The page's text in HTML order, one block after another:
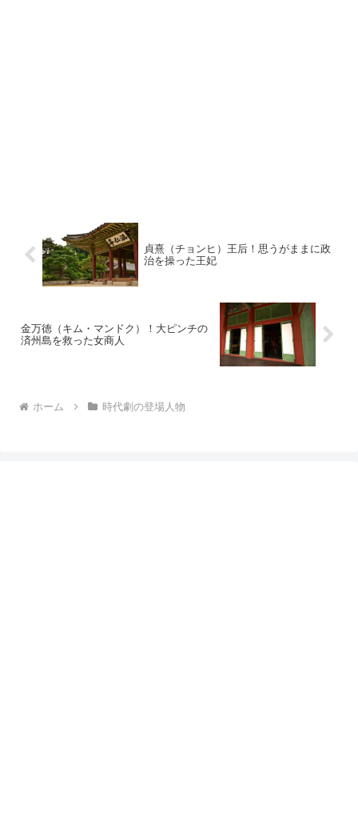
貞熹（チョンヒ）王后！思うがままに政
治を操った王妃
金万徳（キム・マンドク）！大ピンチの
済州島を救った女商人
ホーム 時代劇の登場人物